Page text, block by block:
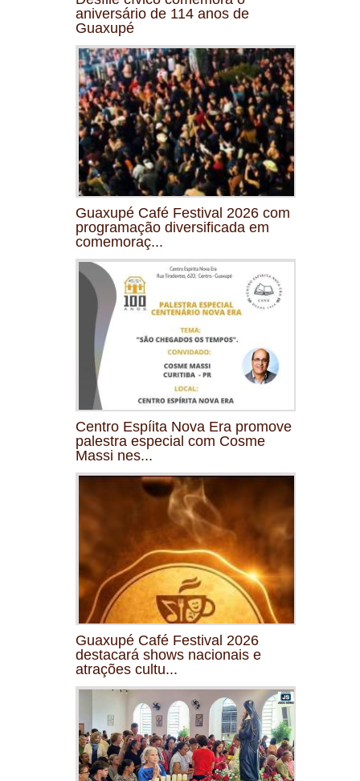
aniversário de 114 anos de
Guaxupé
Guaxupé Café Festival 2026 com
programação diversificada em
comemoraç...
Centro Espíita Nova Era promove
palestra especial com Cosme
Massi nes...
Guaxupé Café Festival 2026
destacará shows nacionais e
atrações cultu...